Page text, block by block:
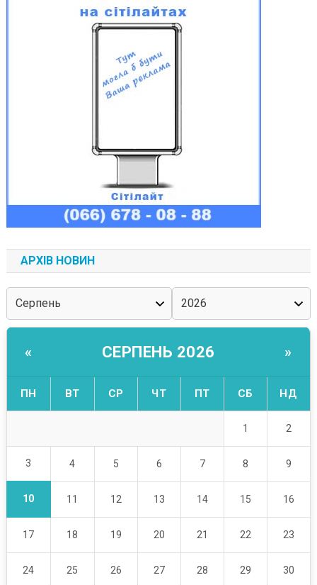
АРХІВ НОВИН
« СЕРПЕНЬ 2026 »
ПН ВТ СР ЧТ ПТ СБ НД
1 2
3 4 5 6 7 8 9
10 11 12 13 14 15 16
17 18 19 20 21 22 23
24 25 26 27 28 29 30